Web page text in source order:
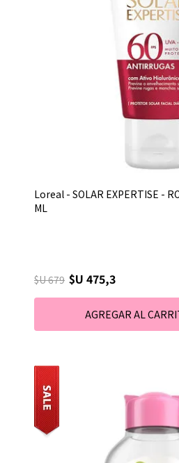
Loreal - SOLAR EXPERTISE -
ML
$U 679 $U 475,3